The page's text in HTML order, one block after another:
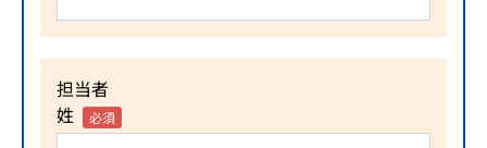
担当者
姓
必須